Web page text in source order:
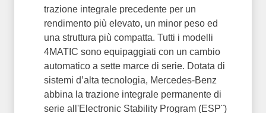
trazione integrale precedente per un
rendimento più elevato, un minor peso ed
una struttura più compatta. Tutti i modelli
4MATIC sono equipaggiati con un cambio
automatico a sette marce di serie. Dotata di
sistemi d’alta tecnologia, Mercedes-Benz
abbina la trazione integrale permanente di
serie all'Electronic Stability Program (ESP¨)